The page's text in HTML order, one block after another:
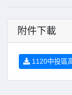
附件下載
1120中投區